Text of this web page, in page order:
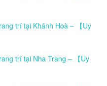
trí tại Khánh Hoà – 【Uy
trí tại Nha Trang – 【Uy